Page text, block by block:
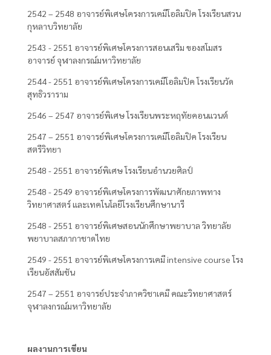
2542 – 2548 อาจารย์พิเศษโครงการเคมีโอลิมปิค โรงเรียนสวน
กุหลาบวิทยาลัย
2543 - 2551 อาจารย์พิเศษโครงการสอนเสริม ของสโมสร
อาจารย์ จุฬาลงกรณ์มหาวิทยาลัย
2544 - 2551 อาจารย์พิเศษโครงการเคมีโอลิมปิค โรงเรียนวัด
สุทธิวราราม
2546 – 2547 อาจารย์พิเศษ โรงเรียนพระหฤทัยคอนแวนต์
2547 – 2551 อาจารย์พิเศษโครงการเคมีโอลิมปิค โรงเรียน
สตรีวิทยา
2548 - 2551 อาจารย์พิเศษ โรงเรียนอำนวยศิลป์
2548 - 2549 อาจารย์พิเศษโครงการพัฒนาศักยภาพทาง
วิทยาศาสตร์ และเทคโนโลยีโรงเรียนศึกษานารี
2548 - 2551 อาจารย์พิเศษสอนนักศึกษาพยาบาล วิทยาลัย
พยาบาลสภากาชาดไทย
2549 - 2551 อาจารย์พิเศษโครงการเคมี intensive course โรง
เรียนอัสสัมชัน
2547 – 2551 อาจารย์ประจำภาควิชาเคมี คณะวิทยาศาสตร์
จุฬาลงกรณ์มหาวิทยาลัย
ผลงานการเขียน